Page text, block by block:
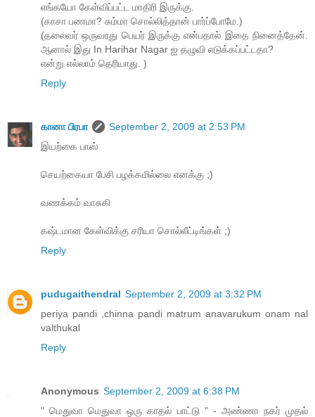
எங்கயோ கேள்விப்பட்ட மாதிரி இருக்கு.
(காசா பணமா? சும்மா சொல்லித்தான் பார்ப்போமே.)
(தலைவர் ஒருவரது பெயர் இருக்கு என்பதால் இதை நினைத்தேன்.
ஆனால் இது In Harihar Nagar ஐ தழுவி எடுக்கப்பட்டதா?
என்று எல்லாம் தெரியாது. )
Reply
கானா பிரபா
September 2, 2009 at 2:53 PM
இயற்கை பாஸ்
செயற்கையா பேசி பழக்கமில்லை எனக்கு ;)
வணக்கம் வாசுகி
கஷ்டமான கேள்விக்கு சரியா சொல்லீட்டிங்கள் ;)
Reply
pudugaithendral September 2, 2009 at 3:32 PM
periya pandi ,chinna pandi matrum anavarukum onam nal
valthukal
Reply
Anonymous September 2, 2009 at 6:38 PM
" மெதுவா மெதுவா ஒரு காதல் பாட்டு " - அண்ணா நகர் முதல்